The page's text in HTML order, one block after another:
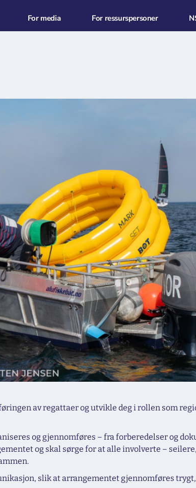
For media For ressurspersoner
av regattaer og utvikle deg i rollen som
og gjennomføres – fra forberedelser og
og skal sørge for at alle involverte –
slik at arrangementet gjennomføres